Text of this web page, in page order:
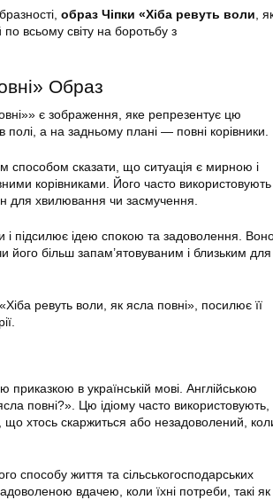
образ Чіпки «Хіба ревуть воли,
всьому світу на боротьбу з
Образ
є зображення, яке репрезентує цю
а на задньому плані — повні корівники.
способом сказати, що ситуація є мирною і
корівниками. Його часто використовують
для хвилювання чи засмучення.
і підсилює ідею спокою та задоволення.
більш запам’ятовуваним і близьким для
ревуть воли, як ясла повні», посилює її
в українській мові. Англійською
повні?». Цю ідіому часто використовують,
хтось скаржиться або незадоволений,
способу життя та сільськогосподарських
вдачею, коли їхні потреби, такі як